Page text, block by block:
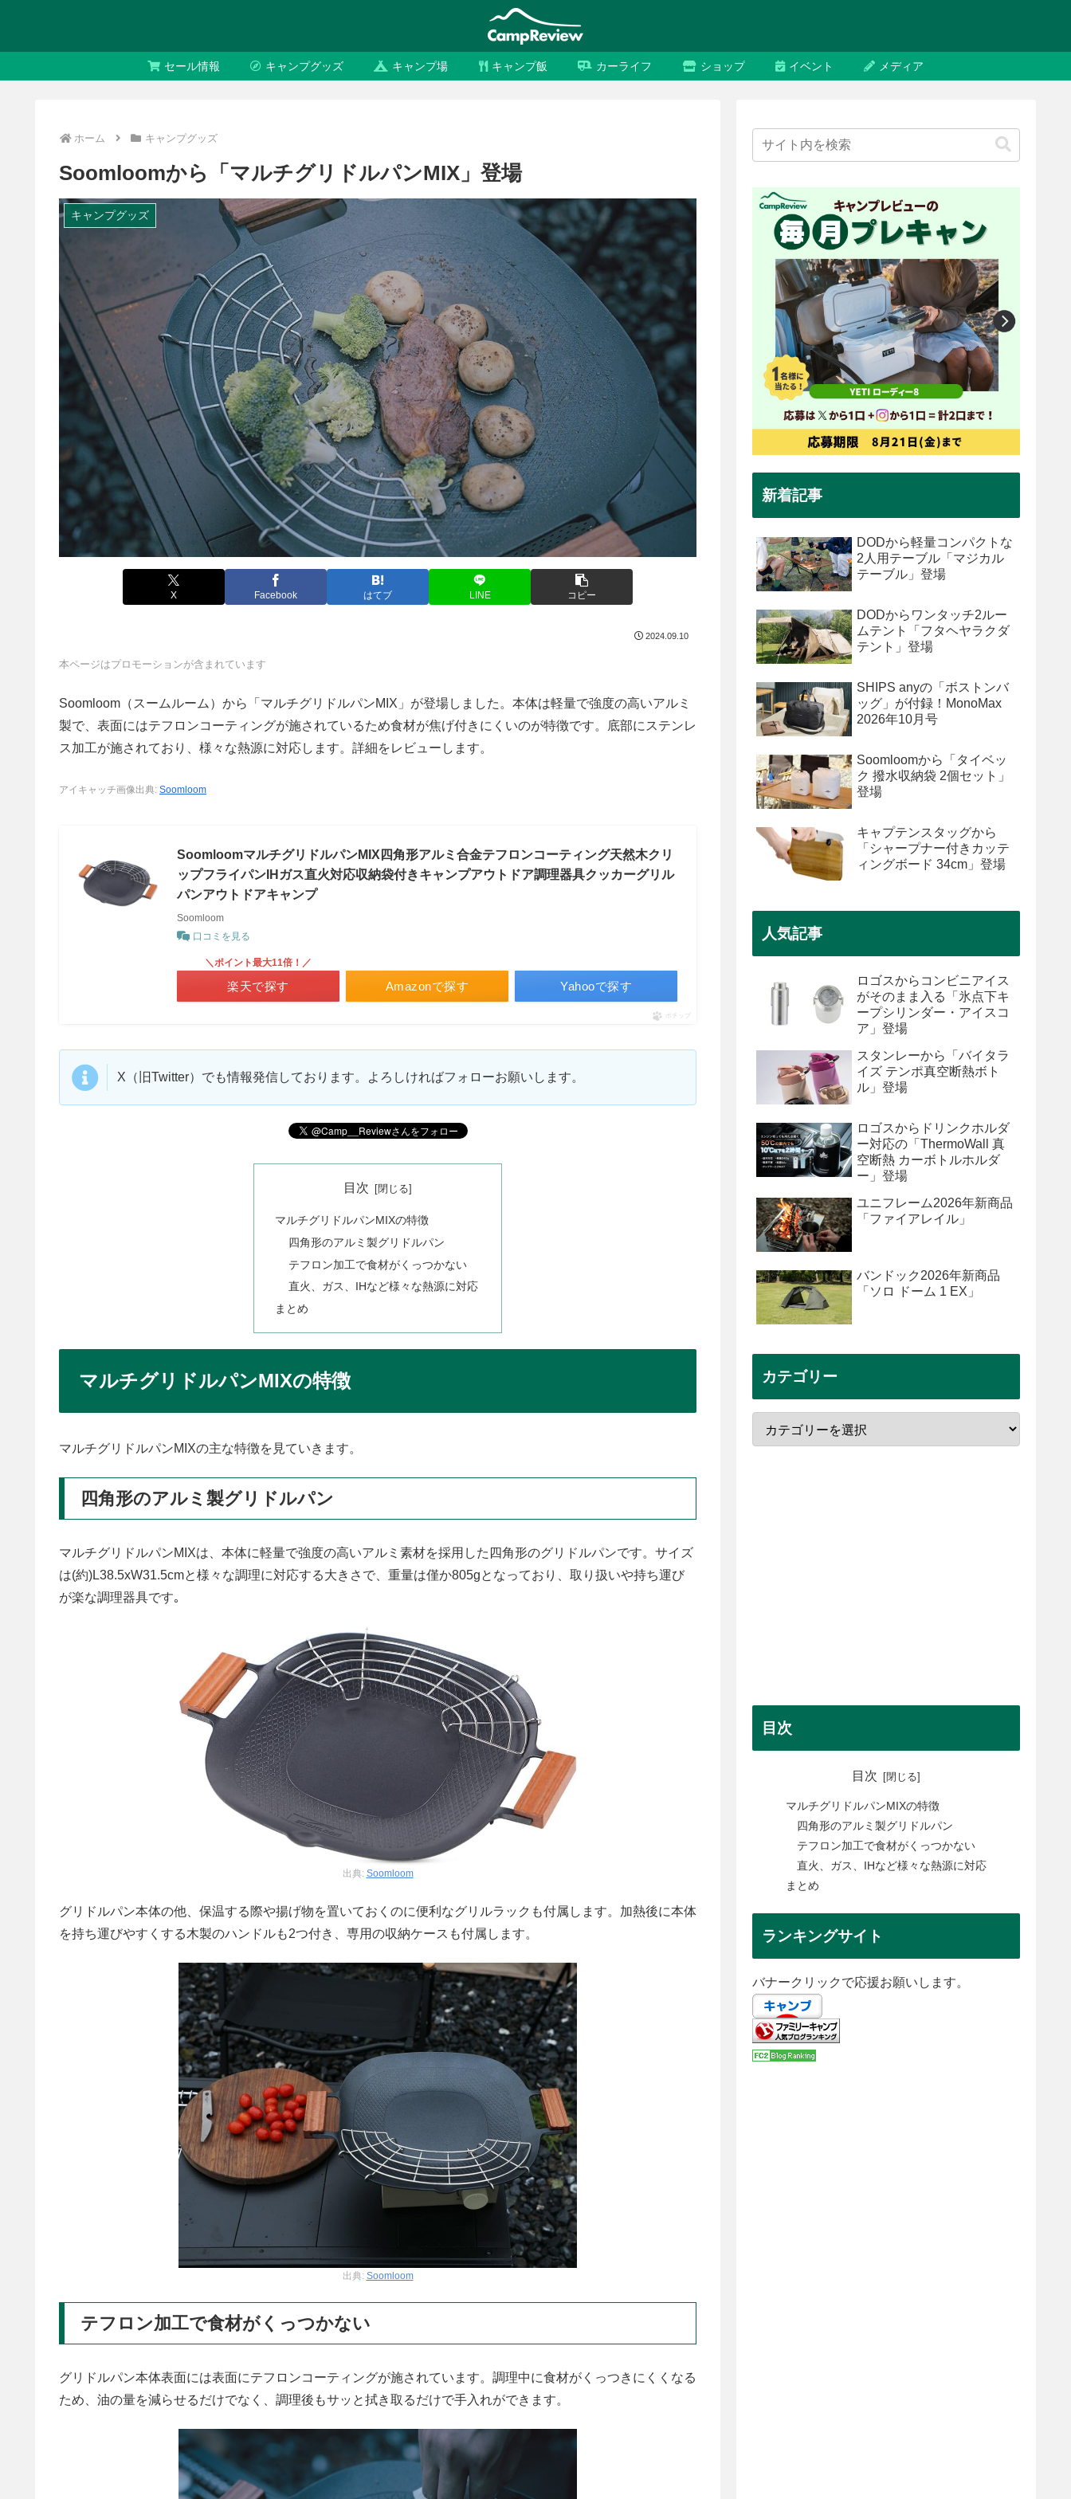
セール情報 キャンプグッズ キャンプ場 キャンプ飯 カーライフ ショップ イベント メディア
ホーム キャンプグッズ
Soomloomから「マルチグリドルパンMIX」登場
キャンプグッズ
X Facebook はてブ LINE コピー
2024.09.10
本ページはプロモーションが含まれています
Soomloom（スームルーム）から「マルチグリドルパンMIX」が登場しました。本体は軽量で強度の高いアルミ
製で、表面にはテフロンコーティングが施されているため食材が焦げ付きにくいのが特徴です。底部にステンレ
ス加工が施されており、様々な熱源に対応します。詳細をレビューします。
アイキャッチ画像出典: Soomloom
SoomloomマルチグリドルパンMIX四角形アルミ合金テフロンコーティング天然木クリ
ップフライパンIHガス直火対応収納袋付きキャンプアウトドア調理器具クッカーグリル
パンアウトドアキャンプ
Soomloom
口コミを見る
Amazonで探す
＼ポイント最大11倍！／
楽天で探す Yahooで探す
ポチップ
X（旧Twitter）でも情報発信しております。よろしければフォローお願いします。
目次
マルチグリドルパンMIXの特徴
四角形のアルミ製グリドルパン
テフロン加工で食材がくっつかない
直火、ガス、IHなど様々な熱源に対応
まとめ
マルチグリドルパンMIXの特徴
マルチグリドルパンMIXの主な特徴を見ていきます。
四角形のアルミ製グリドルパン
マルチグリドルパンMIXは、本体に軽量で強度の高いアルミ素材を採用した四角形のグリドルパンです。サイズ
は(約)L38.5xW31.5cmと様々な調理に対応する大きさで、重量は僅か805gとなっており、取り扱いや持ち運び
が楽な調理器具です｡
出典: Soomloom
グリドルパン本体の他、保温する際や揚げ物を置いておくのに便利なグリルラックも付属します。加熱後に本体
を持ち運びやすくする木製のハンドルも2つ付き、専用の収納ケースも付属します。
出典: Soomloom
テフロン加工で食材がくっつかない
グリドルパン本体表面には表面にテフロンコーティングが施されています。調理中に食材がくっつきにくくなる
ため、油の量を減らせるだけでなく、調理後もサッと拭き取るだけで手入れができます。
新着記事
DODから軽量コンパクトな
2人用テーブル「マジカル
テーブル」登場
DODからワンタッチ2ルー
ムテント「フタヘヤラクダ
テント」登場
SHIPS anyの「ボストンバ
ッグ」が付録！MonoMax
2026年10月号
Soomloomから「タイベッ
ク 撥水収納袋 2個セット」
登場
キャプテンスタッグから
「シャープナー付きカッテ
ィングボード 34cm」登場
人気記事
ロゴスからコンビニアイス
がそのまま入る「氷点下キ
ープシリンダー・アイスコ
ア」登場
スタンレーから「バイタラ
イズ テンポ真空断熱ボト
ル」登場
ロゴスからドリンクホルダ
ー対応の「ThermoWall 真
空断熱 カーボトルホルダ
ー」登場
ユニフレーム2026年新商品
「ファイアレイル」
バンドック2026年新商品
「ソロ ドーム 1 EX」
カテゴリー
目次
目次
マルチグリドルパンMIXの特徴
四角形のアルミ製グリドルパン
テフロン加工で食材がくっつかない
直火、ガス、IHなど様々な熱源に対応
まとめ
ランキングサイト
バナークリックで応援お願いします。